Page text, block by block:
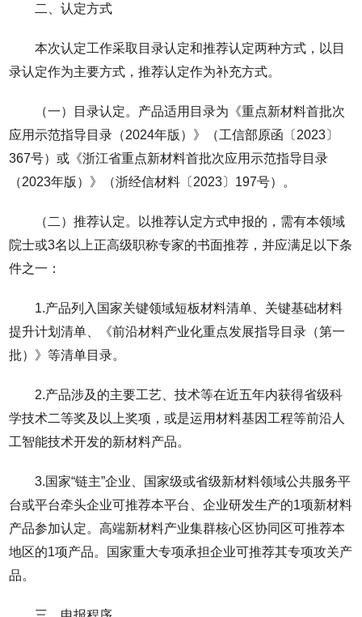
二、认定方式
本次认定工作采取目录认定和推荐认定两种方式，以目
录认定作为主要方式，推荐认定作为补充方式。
（一）目录认定。产品适用目录为《重点新材料首批次
应用示范指导目录（2024年版）》（工信部原函〔2023〕
367号）或《浙江省重点新材料首批次应用示范指导目录
（2023年版）》（浙经信材料〔2023〕197号）。
（二）推荐认定。以推荐认定方式申报的，需有本领域
院士或3名以上正高级职称专家的书面推荐，并应满足以下条
件之一：
1.产品列入国家关键领域短板材料清单、关键基础材料
提升计划清单、《前沿材料产业化重点发展指导目录（第一
批）》等清单目录。
2.产品涉及的主要工艺、技术等在近五年内获得省级科
学技术二等奖及以上奖项，或是运用材料基因工程等前沿人
工智能技术开发的新材料产品。
3.国家“链主”企业、国家级或省级新材料领域公共服务平
台或平台牵头企业可推荐本平台、企业研发生产的1项新材料
产品参加认定。高端新材料产业集群核心区协同区可推荐本
地区的1项产品。国家重大专项承担企业可推荐其专项攻关产
品。